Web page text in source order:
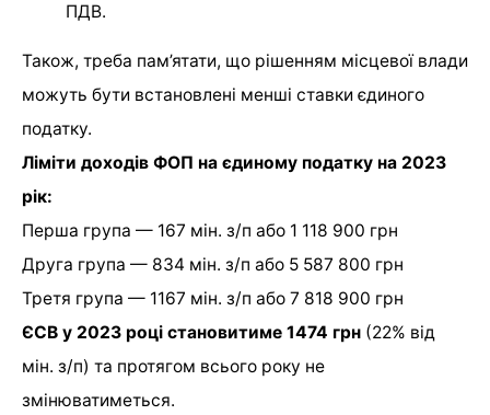
ПДВ.
Також, треба пам’ятати, що рішенням місцевої влади
можуть бути встановлені менші ставки єдиного
податку.
Ліміти доходів ФОП на єдиному податку на 2023
рік:
Перша група — 167 мін. з/п або 1 118 900 грн
Друга група — 834 мін. з/п або 5 587 800 грн
Третя група — 1167 мін. з/п або 7 818 900 грн
ЄСВ у 2023 році становитиме 1474 грн (22% від
мін. з/п) та протягом всього року не
змінюватиметься.